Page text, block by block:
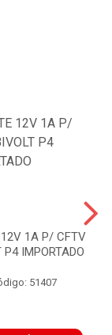
1A P/ CFTV
P4 IMPORTADO
51407